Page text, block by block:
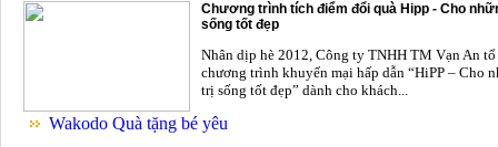
Chương trình tích điểm đổi quà Hipp - Cho
sống tốt đẹp
Nhân dịp hè 2012, Công ty TNHH TM Vạn An
chương trình khuyến mại hấp dẫn “HiPP – Cho
trị sống tốt đẹp” dành cho khách...
Wakodo Quà tặng bé yêu